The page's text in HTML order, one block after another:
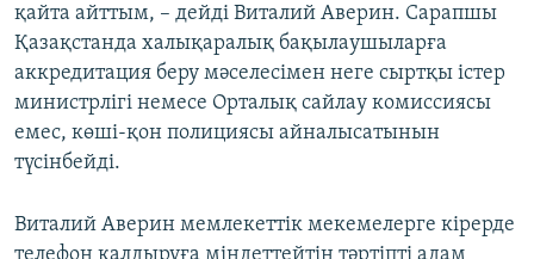
қайта айттым, – дейді Виталий Аверин. Сарапшы
Қазақстанда халықаралық бақылаушыларға
аккредитация беру мәселесімен неге сыртқы істер
министрлігі немесе Орталық сайлау комиссиясы
емес, көші-қон полициясы айналысатынын
түсінбейді.
Виталий Аверин мемлекеттік мекемелерге кірерде
телефон қалдыруға міндеттейтін тәртіпті адам